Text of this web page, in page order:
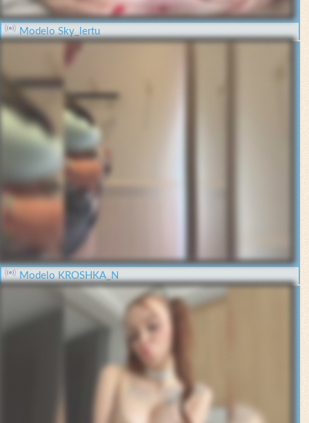
Modelo Sky_lertu
Modelo KROSHKA_N